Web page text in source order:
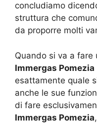
concludiamo
struttura che
da proporre molti
Quando si va a fare
Immergas Pomezia
esattamente quale
anche le sue
di fare
Immergas Pomezia